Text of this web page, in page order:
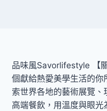
品味風Savorlifestyle 【
個獻給熱愛美學生活的
索世界各地的藝術展覽
高端餐飲，用溫度與眼